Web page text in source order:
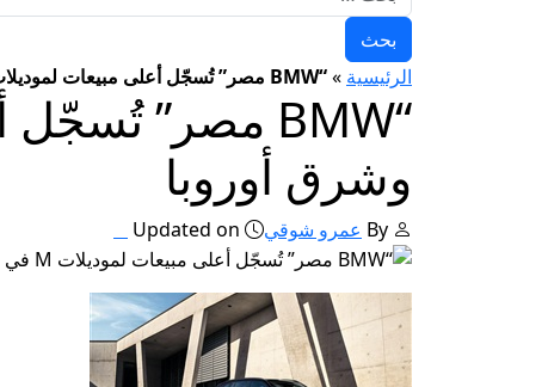
الرئيسية »“BMW مصر” تُسجّل أعلى مبيعات لموديلات M في منطقة إفريقيا وشرق أوروبا
وشرق أوروبا
By عمرو شوقي Updated on